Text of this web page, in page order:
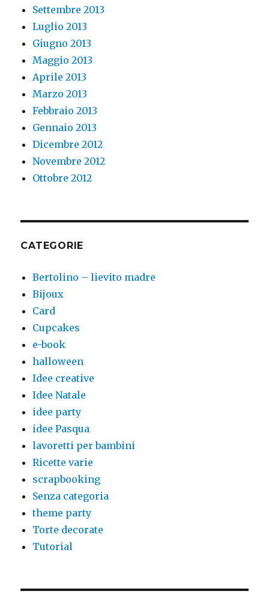
Settembre 2013
Luglio 2013
Giugno 2013
Maggio 2013
Aprile 2013
Marzo 2013
Febbraio 2013
Gennaio 2013
Dicembre 2012
Novembre 2012
Ottobre 2012
CATEGORIE
Bertolino – lievito madre
Bijoux
Card
Cupcakes
e-book
halloween
Idee creative
Idee Natale
idee party
idee Pasqua
lavoretti per bambini
Ricette varie
scrapbooking
Senza categoria
theme party
Torte decorate
Tutorial